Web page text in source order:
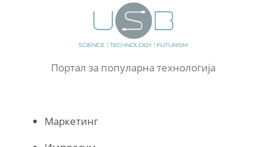
Портал за популарна технологија
Маркетинг